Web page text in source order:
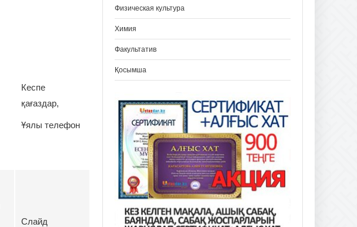
Кеспе
қағаздар,
Ұялы телефон
Слайд
Физическая культура
Химия
Факультатив
Қосымша